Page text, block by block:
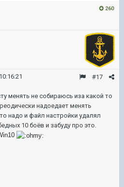
260
#17
менять не собираюсь иза какой то
надоедает менять
надо и файл настройки удалял
10 боёв и забуду про это.